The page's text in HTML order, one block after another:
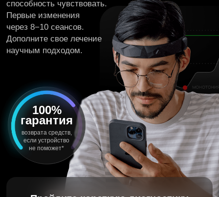
*О гарантии возврата средств: если спустя 60 дней и 25 занятий
Пройдите короткую диагностику
И получите 2 научных техники
для борьбы с депрессией
100%
гарантия
возврата средств,